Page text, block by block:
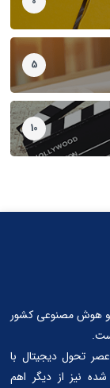
5
10
و هوش مصنوعی کشور
تحول دیجیتال با
نیز از دیگر اهم